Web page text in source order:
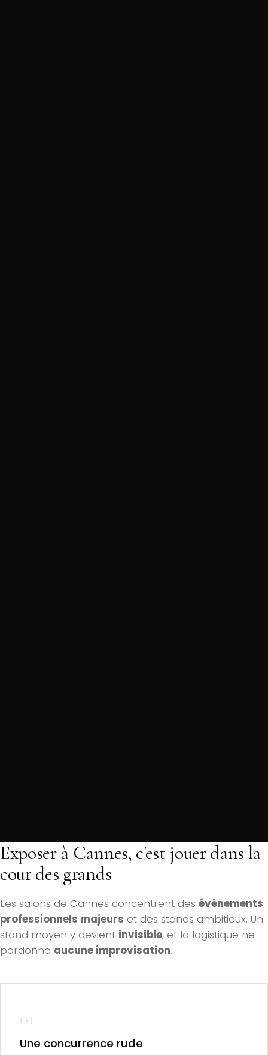
Exposer à Cannes, c'est jouer dans la
cour des grands
Les salons de Cannes concentrent des événements
professionnels majeurs et des stands ambitieux. Un
stand moyen y devient invisible, et la logistique ne
pardonne aucune improvisation.
01
Une concurrence rude